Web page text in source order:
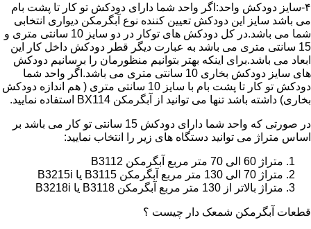
۴-سایز دودکش واحد:اگر واحد شما دارای دودکش تو کار تا پشت بام
می باشد سایز این دودکش تعیین کننده نوع آبگرمکن دیواری انتخابی
شما می باشد.در کل دودکش های توکار در دو سایز 10 سانتی متری و
15 سانتی متری می باشد به عبارت دیگر قطر دودکش داخل کار این
ابعاد می باشد.برای اینکه بهتر بتوانیم منظورمان را برسانیم دودکش
های سایز دودکش بخاری 10 سانتی متری می باشد.اگر واحد شما
دودکش تو کار تا پشت بام با سایز 10 سانتی متری ( هم اندازه دودکش
بخاری) داشته باشد تنها می توانید از آبگرمکن BX114 استفاده نمایید.
در صورتی که واحد شما دارای دودکش 15 سانتی تو کار می باشد بر
اساس متراژ می توانید دستگاه های زیر را انتخاب نمایید:
متراژ 60 الی 70 متر مربع آبگرمکن B3112
متراژ 70 الی 130 متر مربع آبگرمکن B3115 یا B3215i
متراژ بالاتر از 130 متر مربع آبگرمکن B3118 یا B3218i
قطعات آبگرمکن شمعک دار چیست ؟